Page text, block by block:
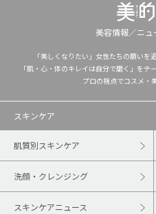
美容情報／ニ
「美しくなりたい」女性たちの願いを
「肌・心・体のキレイは自分で磨く」を
プロの視点でコスメ・
スキンケア
肌質別スキンケア
洗顔・クレンジング
スキンケアニュース